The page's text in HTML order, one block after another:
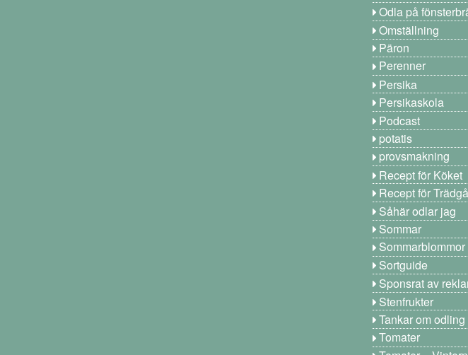
Odla på
Omställning
Päron
Perenner
Persika
Persikaskola
Podcast
potatis
provsmakning
Recept för Köket
Recept för
Såhär odlar jag
Sommar
Sommarblommor
Sortguide
Sponsrat av
Stenfrukter
Tankar om odling
Tomater